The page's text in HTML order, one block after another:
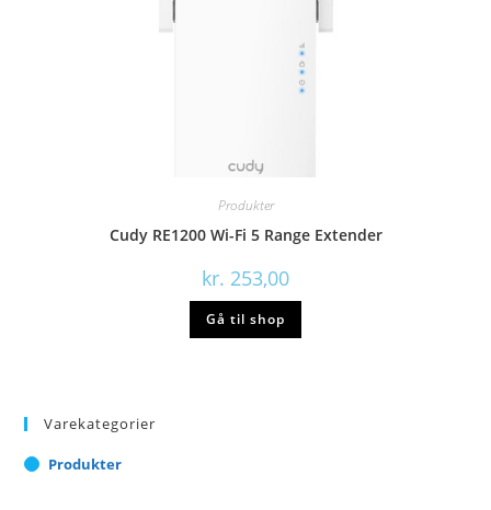
Produkter
Cudy RE1200 Wi-Fi 5 Range Extender
kr. 253,00
Gå til shop
Varekategorier
Produkter